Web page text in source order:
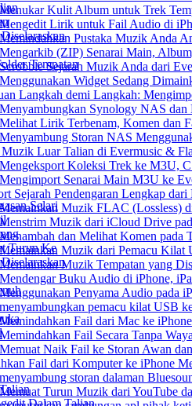
Kulit Album untuk Trek
Lirik untuk Fail Audio di
Pustaka Muzik Anda
(ZIP) Senarai Main,
Sejarah Muzik Anda dari
Widget Sedang
Langkah demi Langkah:
Synology NAS
Lirik Terbenam, Komen dan
Storan NAS
Luar Talian di Evermusic &
Koleksi Trek ke M3U,
Senarai Main M3U ke
Sejarah Pendengaran Lengkap
Muzik FLAC (Lossless)
Muzik dari iCloud Drive
dan Melihat Komen pada
Muzik dari Pemacu Kilat
Muzik Tempatan yang
Buku Audio di iPhone,
Penyama Audio pada
pemacu kilat USB
Fail dari Mac ke
Fail Secara Tanpa
Naik Fail ke Storan Awan
Fail dari Komputer ke iPhone
storan dalaman
Turun Muzik dari YouTube
Tempatan
Selari
Turun Ke
Dalam Talian